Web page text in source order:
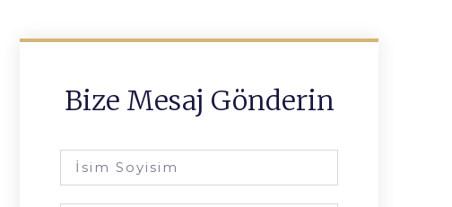
Bize Mesaj Gönderin